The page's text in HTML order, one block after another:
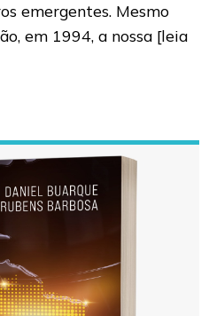
emergentes. Mesmo
em 1994, a nossa [leia